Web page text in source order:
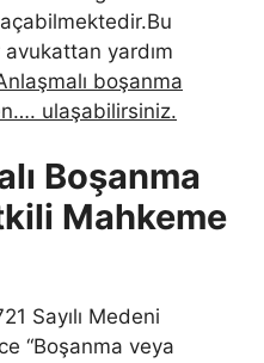
yardım
boşanma
ulaşabilirsiniz.
Boşanma
Mahkeme
Sayılı Medeni
“Boşanma veya